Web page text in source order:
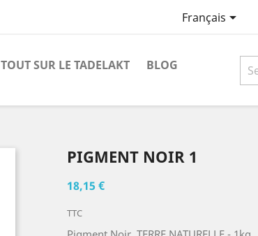
Français
TOUT SUR LE TADELAKT BLOG
PIGMENT NOIR 1
18,15 €
TTC